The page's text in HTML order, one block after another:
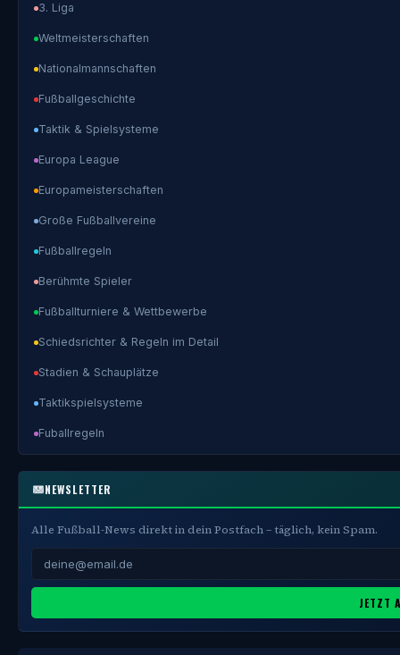
3. Liga
Weltmeisterschaften
Nationalmannschaften
Fußballgeschichte
Taktik & Spielsysteme
Europa League
Europameisterschaften
Große Fußballvereine
Fußballregeln
Berühmte Spieler
Fußballturniere & Wettbewerbe
Schiedsrichter & Regeln im Detail
Stadien & Schauplätze
Taktikspielsysteme
Fuballregeln
NEWSLETTER
Alle Fußball-News direkt in dein Postfach – täglich, kein Spam.
JETZT